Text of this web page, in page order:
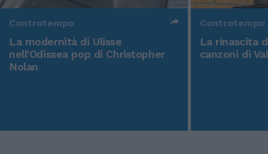
Controtempo
La modernità di Ulisse
nell'Odissea pop di Christopher
Nolan
Controtempo
La rinascita
canzoni di